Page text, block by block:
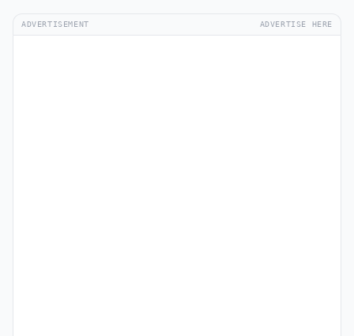
ADVERTISEMENT ADVERTISE HERE